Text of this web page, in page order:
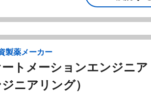
製薬メーカー
トメーションエンジニ
ニアリング）